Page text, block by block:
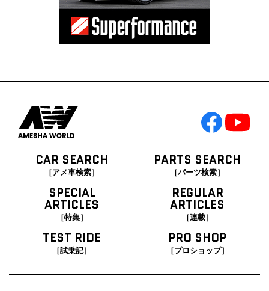
CAR SEARCH
［アメ車検索］
PARTS SEARCH
［パーツ検索］
SPECIAL
ARTICLES
［特集］
REGULAR
ARTICLES
［連載］
TEST RIDE
［試乗記］
PRO SHOP
［プロショップ］